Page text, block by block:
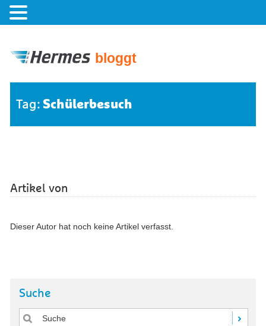
bloggt
Tag: Schülerbesuch
Artikel von
Dieser Autor hat noch keine Artikel verfasst.
Suche